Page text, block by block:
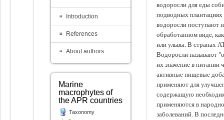
водоросли для еды
подводных
водоросли поступают
обработанном виде,
или ульвы. В странах
Водоросли называют
их значение в питании
активные пищевые
применяют для
содержащую
применяются в
заболеваний. В
Introduction
References
About authors
Marine
macrophytes of
the APR countries
Taxonomy